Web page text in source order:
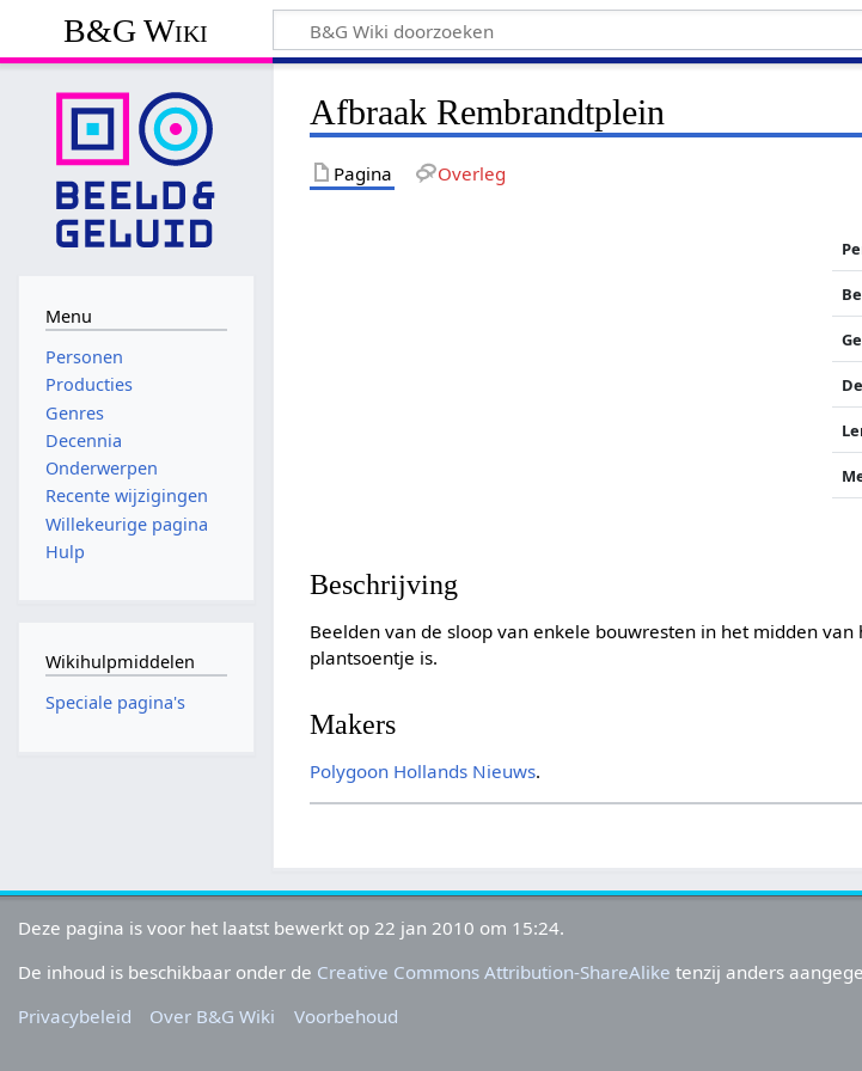
B&G Wiki
Afbraak Rembrandtplein
Pagina Overleg
Beschrijving
Beelden van de sloop van enkele bouwresten in het midden
plantsoentje is.
Makers
Polygoon Hollands Nieuws.
Menu
Personen
Producties
Genres
Decennia
Onderwerpen
Recente wijzigingen
Willekeurige pagina
Hulp
Wikihulpmiddelen
Speciale pagina's
Deze pagina is voor het laatst bewerkt op 22 jan 2010 om 15:24.
De inhoud is beschikbaar onder de Creative Commons Attribution-ShareAlike tenzij anders
Privacybeleid
Over B&G Wiki Voorbehoud